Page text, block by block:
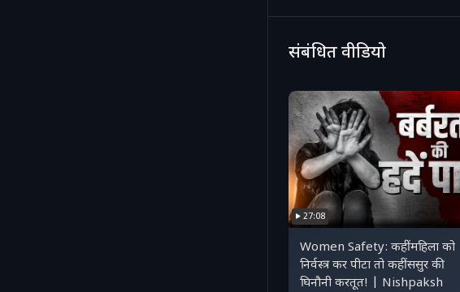
संबंधित वीडियो
27:08
Women Safety: कहीं महिला को
निर्वस्त्र कर पीटा तो कहीं ससुर की
घिनौनी करतूत! | Nishpaksh